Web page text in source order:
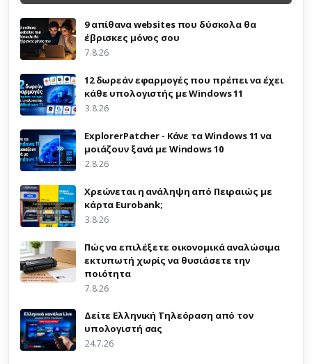
9 απίθανα websites που δύσκολα θα
έβρισκες μόνος σου
7.8.26
12 δωρεάν εφαρμογές που πρέπει να έχει
κάθε υπολογιστής με Windows 11
3.8.26
ExplorerPatcher - Κάνε τα Windows 11 να
μοιάζουν ξανά με Windows 10
2.8.26
Χρεώνεται η ανάληψη από Πειραιώς με
κάρτα Eurobank;
3.8.26
Πώς να επιλέξετε οικονομικά αναλώσιμα
εκτυπωτή χωρίς να θυσιάσετε την
ποιότητα
7.8.26
Δείτε Ελληνική Τηλεόραση από τον
υπολογιστή σας
24.7.26